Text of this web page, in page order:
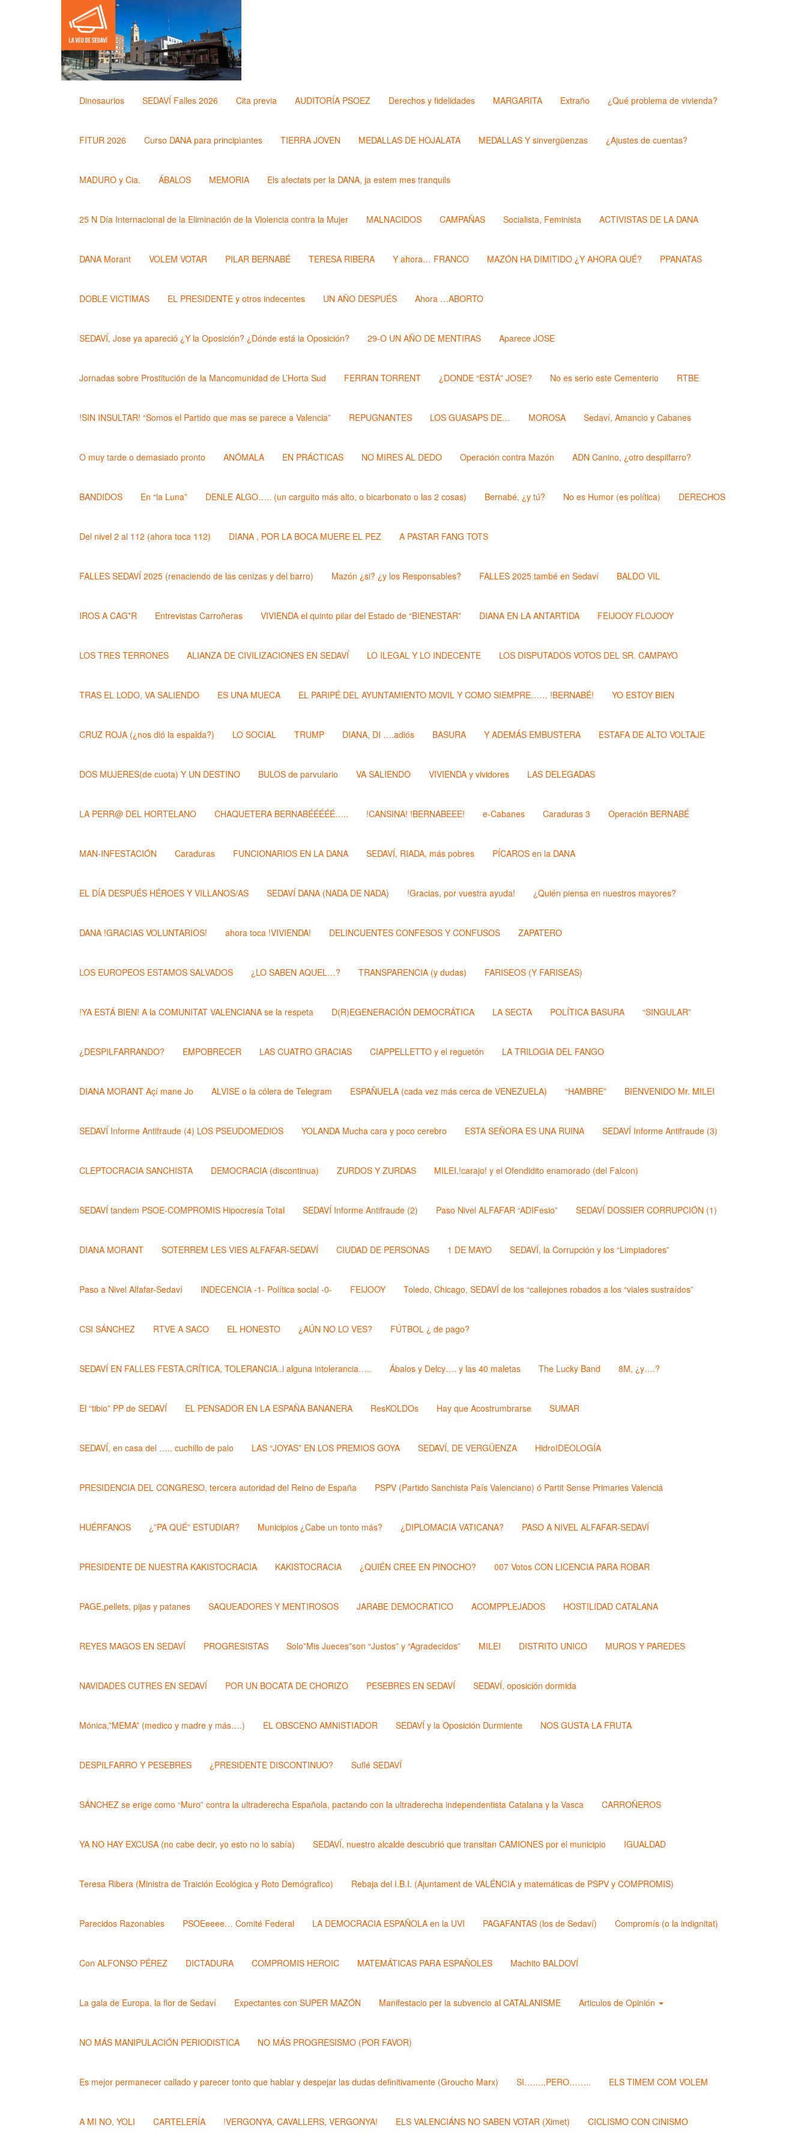
Dinosaurios SEDAVÍ Falles 2026 Cita previa AUDITORÍA PSOEZ Derechos y fidelidades MARGARITA Extraño ¿Qué problema de vivienda?
FITUR 2026 Curso DANA para principìantes TIERRA JOVEN MEDALLAS DE HOJALATA MEDALLAS Y sinvergüenzas ¿Ajustes de cuentas?
MADURO y Cia. ÁBALOS MEMORIA Els afectats per la DANA, ja estem mes tranquils
25 N Día Internacional de la Eliminación de la Violencia contra la Mujer MALNACIDOS CAMPAÑAS Socialista, Feminista ACTIVISTAS DE LA DANA
DANA Morant VOLEM VOTAR PILAR BERNABÉ TERESA RIBERA Y ahora… FRANCO MAZÓN HA DIMITIDO ¿Y AHORA QUÉ? PPANATAS
DOBLE VICTIMAS EL PRESIDENTE y otros indecentes UN AÑO DESPUÉS Ahora …ABORTO
SEDAVÍ, Jose ya apareció ¿Y la Oposición? ¿Dónde está la Oposición? 29-O UN AÑO DE MENTIRAS Aparece JOSE
Jornadas sobre Prostitución de la Mancomunidad de L’Horta Sud FERRAN TORRENT ¿DONDE “ESTÁ” JOSE? No es serio este Cementerio RTBE
!SIN INSULTAR! “Somos el Partido que mas se parece a Valencia” REPUGNANTES LOS GUASAPS DE… MOROSA Sedaví, Amancio y Cabanes
O muy tarde o demasiado pronto ANÓMALA EN PRÁCTICAS NO MIRES AL DEDO Operación contra Mazón ADN Canino, ¿otro despilfarro?
BANDIDOS En “la Luna” DENLE ALGO….. (un carguito más alto, o bicarbonato o las 2 cosas) Bernabé, ¿y tú? No es Humor (es política) DERECHOS
Del nivel 2 al 112 (ahora toca 112) DIANA , POR LA BOCA MUERE EL PEZ A PASTAR FANG TOTS
FALLES SEDAVÍ 2025 (renaciendo de las cenizas y del barro) Mazón ¿si? ¿y los Responsables? FALLES 2025 també en Sedaví BALDO VIL
IROS A CAG*R Entrevistas Carroñeras VIVIENDA el quinto pilar del Estado de “BIENESTAR” DIANA EN LA ANTARTIDA FEIJOOY FLOJOOY
LOS TRES TERRONES ALIANZA DE CIVILIZACIONES EN SEDAVÍ LO ILEGAL Y LO INDECENTE LOS DISPUTADOS VOTOS DEL SR. CAMPAYO
TRAS EL LODO, VA SALIENDO ES UNA MUECA EL PARIPÉ DEL AYUNTAMIENTO MOVIL Y COMO SIEMPRE…… !BERNABÉ! YO ESTOY BIEN
CRUZ ROJA (¿nos dió la espalda?) LO SOCIAL TRUMP DIANA, DI ….adiós BASURA Y ADEMÁS EMBUSTERA ESTAFA DE ALTO VOLTAJE
DOS MUJERES(de cuota) Y UN DESTINO BULOS de parvulario VA SALIENDO VIVIENDA y vividores LAS DELEGADAS
LA PERR@ DEL HORTELANO CHAQUETERA BERNABÉÉÉÉÉ….. !CANSINA! !BERNABEEE! e-Cabanes Caraduras 3 Operación BERNABÉ
MAN-INFESTACIÓN Caraduras FUNCIONARIOS EN LA DANA SEDAVÍ, RIADA, más pobres PÍCAROS en la DANA
EL DÍA DESPUÉS HÉROES Y VILLANOS/AS SEDAVÍ DANA (NADA DE NADA) !Gracias, por vuestra ayuda! ¿Quién piensa en nuestros mayores?
DANA !GRACIAS VOLUNTARIOS! ahora toca !VIVIENDA! DELINCUENTES CONFESOS Y CONFUSOS ZAPATERO
LOS EUROPEOS ESTAMOS SALVADOS ¿LO SABEN AQUEL…? TRANSPARENCIA (y dudas) FARISEOS (Y FARISEAS)
!YA ESTÁ BIEN! A la COMUNITAT VALENCIANA se la respeta D(R)EGENERACIÓN DEMOCRÁTICA LA SECTA POLÍTICA BASURA “SINGULAR”
¿DESPILFARRANDO? EMPOBRECER LAS CUATRO GRACIAS CIAPPELLETTO y el reguetón LA TRILOGIA DEL FANGO
DIANA MORANT Açí mane Jo ALVISE o la cólera de Telegram ESPAÑUELA (cada vez más cerca de VENEZUELA) “HAMBRE” BIENVENIDO Mr. MILEI
SEDAVÍ Informe Antifraude (4) LOS PSEUDOMEDIOS YOLANDA Mucha cara y poco cerebro ESTA SEÑORA ES UNA RUINA SEDAVÍ Informe Antifraude (3)
CLEPTOCRACIA SANCHISTA DEMOCRACIA (discontinua) ZURDOS Y ZURDAS MILEI,!carajo! y el Ofendidito enamorado (del Falcon)
SEDAVÍ tandem PSOE-COMPROMIS Hipocresía Total SEDAVÍ Informe Antifraude (2) Paso Nivel ALFAFAR “ADIFesio” SEDAVÍ DOSSIER CORRUPCIÓN (1)
DIANA MORANT SOTERREM LES VIES ALFAFAR-SEDAVÍ CIUDAD DE PERSONAS 1 DE MAYO SEDAVÍ, la Corrupción y los “Limpiadores”
Paso a Nivel Alfafar-Sedaví INDECENCIA -1- Política social -0- FEIJOOY Toledo, Chicago, SEDAVÍ de los “callejones robados a los “viales sustraídos”
CSI SÁNCHEZ RTVE A SACO EL HONESTO ¿AÚN NO LO VES? FÚTBOL ¿ de pago?
SEDAVÍ EN FALLES FESTA,CRÍTICA, TOLERANCIA..i alguna intolerancia….. Ábalos y Delcy…. y las 40 maletas The Lucky Band 8M, ¿y….?
El “tibio” PP de SEDAVÍ EL PENSADOR EN LA ESPAÑA BANANERA ResKOLDOs Hay que Acostrumbrarse SUMAR
SEDAVÍ, en casa del ….. cuchillo de palo LAS “JOYAS” EN LOS PREMIOS GOYA SEDAVÍ, DE VERGÜENZA HidroIDEOLOGÍA
PRESIDENCIA DEL CONGRESO, tercera autoridad del Reino de España PSPV (Partido Sanchista País Valenciano) ó Partit Sense Primaries Valenciá
HUÉRFANOS ¿”PA QUÉ” ESTUDIAR? Municipios ¿Cabe un tonto más? ¿DIPLOMACIA VATICANA? PASO A NIVEL ALFAFAR-SEDAVÍ
PRESIDENTE DE NUESTRA KAKISTOCRACIA KAKISTOCRACIA ¿QUIÉN CREE EN PINOCHO? 007 Votos CON LICENCIA PARA ROBAR
PAGE,pellets, pijas y patanes SAQUEADORES Y MENTIROSOS JARABE DEMOCRATICO ACOMPPLEJADOS HOSTILIDAD CATALANA
REYES MAGOS EN SEDAVÍ PROGRESISTAS Solo”Mis Jueces”son “Justos” y “Agradecidos” MILEI DISTRITO UNICO MUROS Y PAREDES
NAVIDADES CUTRES EN SEDAVÍ POR UN BOCATA DE CHORIZO PESEBRES EN SEDAVÍ SEDAVÍ, oposición dormida
Mónica,”MEMA” (medico y madre y más….) EL OBSCENO AMNISTIADOR SEDAVÍ y la Oposición Durmiente NOS GUSTA LA FRUTA
DESPILFARRO Y PESEBRES ¿PRESIDENTE DISCONTINUO? Suflé SEDAVÍ
SÁNCHEZ se erige como “Muro” contra la ultraderecha Española, pactando con la ultraderecha independentista Catalana y la Vasca CARROÑEROS
YA NO HAY EXCUSA (no cabe decir, yo esto no lo sabía) SEDAVÍ, nuestro alcalde descubrió que transitan CAMIONES por el municipio IGUALDAD
Teresa Ribera (Ministra de Traición Ecológica y Roto Demógrafico) Rebaja del I.B.I. (Ajuntament de VALÉNCIA y matemáticas de PSPV y COMPROMIS)
Parecidos Razonables PSOEeeee… Comité Federal LA DEMOCRACIA ESPAÑOLA en la UVI PAGAFANTAS (los de Sedaví) Compromís (o la indignitat)
Con ALFONSO PÉREZ DICTADURA COMPROMIS HEROIC MATEMÁTICAS PARA ESPAÑOLES Machito BALDOVÍ
La gala de Europa, la flor de Sedaví Expectantes con SUPER MAZÓN Manifestacio per la subvencio al CATALANISME Articulos de Opinión
NO MÁS MANIPULACIÓN PERIODISTICA NO MÁS PROGRESISMO (POR FAVOR)
Es mejor permanecer callado y parecer tonto que hablar y despejar las dudas definitivamente (Groucho Marx) SI…….,PERO…….. ELS TIMEM COM VOLEM
A MI NO, YOLI CARTELERÍA !VERGONYA, CAVALLERS, VERGONYA! ELS VALENCIÁNS NO SABEN VOTAR (Ximet) CICLISMO CON CINISMO